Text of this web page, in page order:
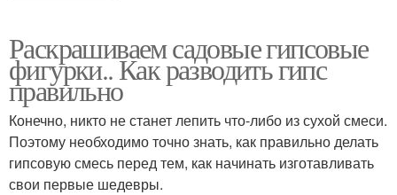
Раскрашиваем садовые гипсовые
фигурки.. Как разводить гипс
правильно
Конечно, никто не станет лепить что-либо из сухой смеси.
Поэтому необходимо точно знать, как правильно делать
гипсовую смесь перед тем, как начинать изготавливать
свои первые шедевры.